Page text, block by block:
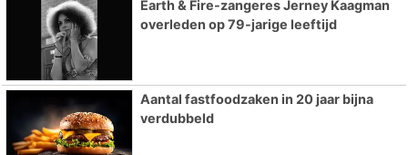
Earth & Fire-zangeres Jerney Kaagman
overleden op 79-jarige leeftijd
Aantal fastfoodzaken in 20 jaar bijna
verdubbeld